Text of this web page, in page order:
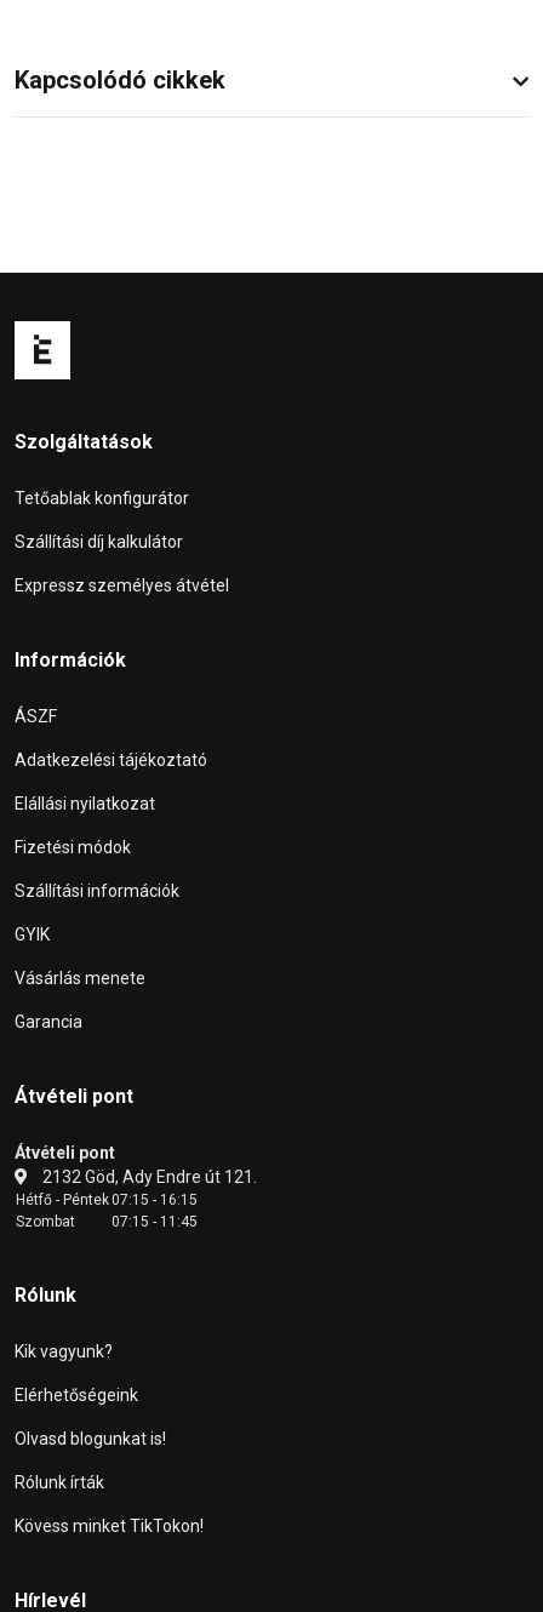
Kapcsolódó cikkek
Szolgáltatások
Tetőablak konfigurátor
Szállítási díj kalkulátor
Expressz személyes átvétel
Információk
ÁSZF
Adatkezelési tájékoztató
Elállási nyilatkozat
Fizetési módok
Szállítási információk
GYIK
Vásárlás menete
Garancia
Átvételi pont
Átvételi pont
2132 Göd, Ady Endre út 121.
Hétfő - Péntek07:15 - 16:15
Szombat
07:15 - 11:45
Rólunk
Kik vagyunk?
Elérhetőségeink
Olvasd blogunkat is!
Rólunk írták
Kövess minket TikTokon!
Hírlevél